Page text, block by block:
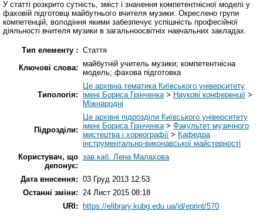
У статті розкрито сутність, зміст і значення компетентнісної моделі у
фаховій підготовці майбутнього вчителя музики. Окреслено групи
компетенцій, володіння якими забезпечує успішність професійної
діяльності вчителя музики в загальноосвітніх навчальних закладах.
Тип елементу : Стаття
Ключові слова: майбутній учитель музики; компетентнісна
модель; фахова підготовка
Типологія:
Це архівна тематика Київського університету
імені Бориса Грінченка> Наукові конференції >
Міжнародні
Підрозділи:
Це архівні підрозділи Київського університету
імені Бориса Грінченка> Факультет музичного
мистецтва і хореографії > Кафедра
інструментально-виконавської майстерності
Користувач, що
депонує:
зав.каб. Лена Малахова
Дата внесення: 03 Груд 2013 12:53
Останні зміни: 24 Лист 2015 08:18
URI:
https://elibrary.kubg.edu.ua/id/eprint/570